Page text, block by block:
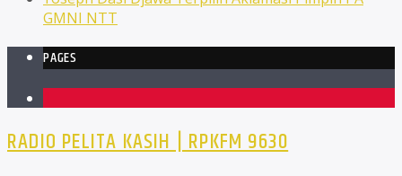
GMNI NTT
PAGES
RADIO PELITA KASIH | RPKFM 9630